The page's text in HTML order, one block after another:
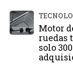
Motor
ruedas
solo